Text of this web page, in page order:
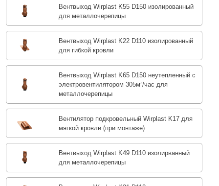
Вентвыход Wirplast K55 D150 изолированный
для металлочерепицы
Вентвыход Wirplast K22 D110 изолированный
для гибкой кровли
Вентвыход Wirplast K65 D150 неутепленный с
электровентилятором 305м³/час для
металлочерепицы
Вентилятор подкровельный Wirplast K17 для
мягкой кровли (при монтаже)
Вентвыход Wirplast K49 D110 изолирванный
для металлочерепицы